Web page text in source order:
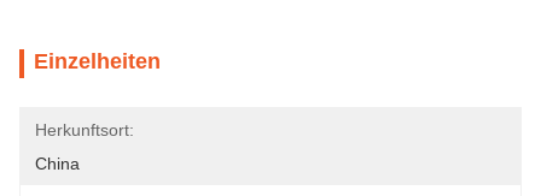
Einzelheiten
Herkunftsort:
China